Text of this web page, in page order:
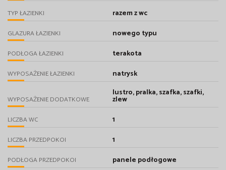
TYP ŁAZIENKI razem z wc
GLAZURA ŁAZIENKI nowego typu
PODŁOGA ŁAZIENKI terakota
WYPOSAŻENIE ŁAZIENKI natrysk
WYPOSAŻENIE DODATKOWE
lustro, pralka, szafka, szafki,
zlew
LICZBA WC 1
LICZBA PRZEDPOKOI 1
PODŁOGA PRZEDPOKOI panele podłogowe